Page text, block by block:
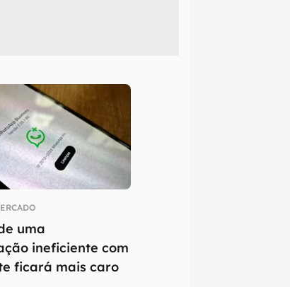
uma
ineficiente com
ficará mais caro